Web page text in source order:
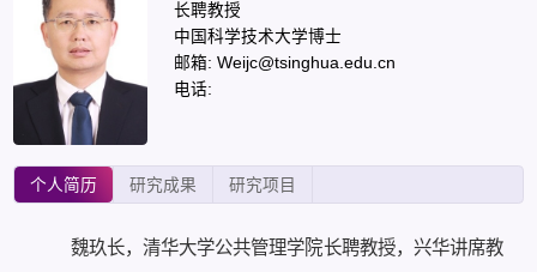
长聘教授
中国科学技术大学博士
邮箱: Weijc@tsinghua.edu.cn
电话:
个人简历 研究成果 研究项目
魏玖长，清华大学公共管理学院长聘教授，兴华讲席教